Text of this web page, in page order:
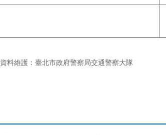
資料維護：臺北市政府警察局交通警察大隊